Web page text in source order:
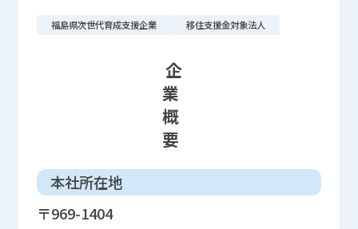
福島県次世代育成支援企業 移住支援金対象法人
企
業
概
要
本社所在地
〒969-1404